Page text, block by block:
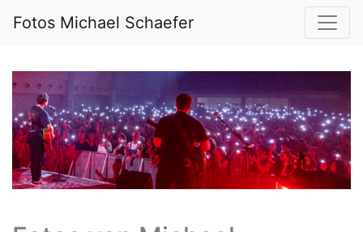
Fotos Michael Schaefer